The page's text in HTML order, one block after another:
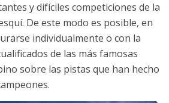
y difíciles competiciones de la
De este modo es posible, en
individualmente o con la
de las más famosas
sobre las pistas que han hecho